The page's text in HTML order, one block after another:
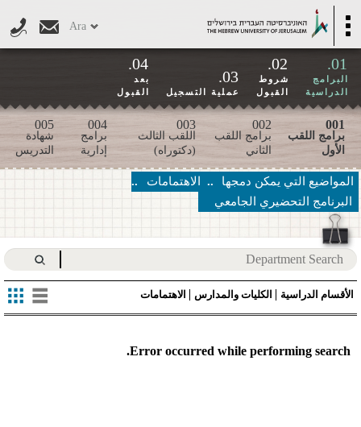
Ara
Toggle
navigation
01.
البرامج
الدراسية
02.
شروط
القبول
03.
عملية التسجيل
04.
بعد
القبول
001
برامج اللقب
الأول
002
برامج اللقب
الثاني
003
اللقب الثالث
(دكتوراه)
004
برامج
إدارية
005
شهادة
التدريس
المواضيع التي يمكن دمجها
الاهتمامات
البرنامج التحضيري الجامعي
الأقسام الدراسية الكليات والمدارس الاهتمامات
Error occurred while performing search.